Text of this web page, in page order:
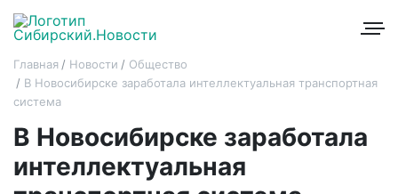
Главная Новости
Общество
В Новосибирске заработала интеллектуальная транспортная
система
В Новосибирске заработала
интеллектуальная